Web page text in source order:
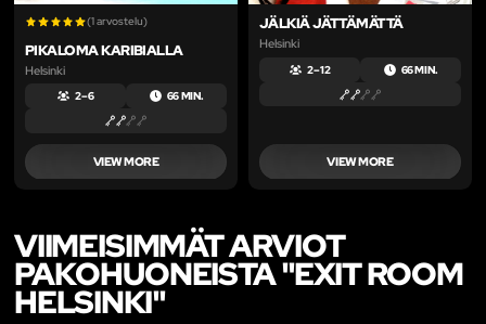
(1 arvostelu)
PIKALOMA KARIBIALLA
Helsinki
2 – 6 66 MIN.
VIEW MORE
JÄLKIÄ JÄTTÄMÄTTÄ
Helsinki
2 – 12 66 MIN.
VIEW MORE
VIIMEISIMMÄT ARVIOT
PAKOHUONEISTA "EXIT ROOM
HELSINKI"